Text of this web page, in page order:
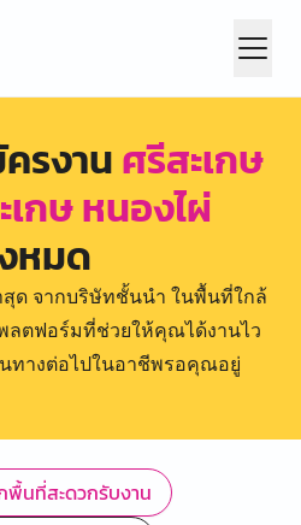
รงานศรีสะเกษ
เกษ หนองไผ่
หมด
ด จากบริษัทชั้นนำ ในพื้นที่ใกล้
ลตฟอร์มที่ช่วยให้คุณได้งานไว
นทางต่อไปในอาชีพรอคุณอยู่
พื้นที่สะดวกรับงาน